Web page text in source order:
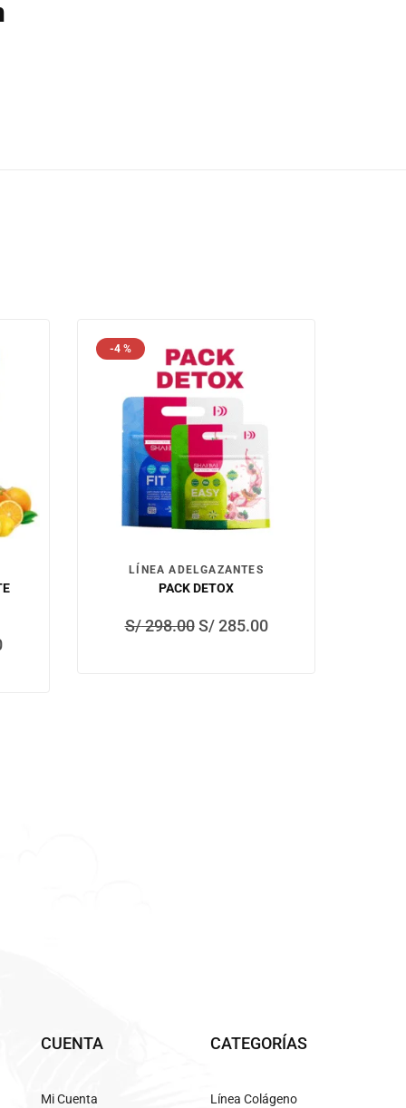
-4 %
LÍNEA ADELGAZANTES
PACK DETOX
S/298.00 S/285.00
CUENTA
Mi Cuenta
CATEGORÍAS
Línea Colágeno